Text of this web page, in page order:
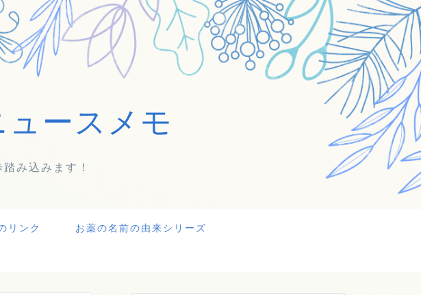
ースメモ
み込みます！
リンク お薬の名前の由来シリーズ